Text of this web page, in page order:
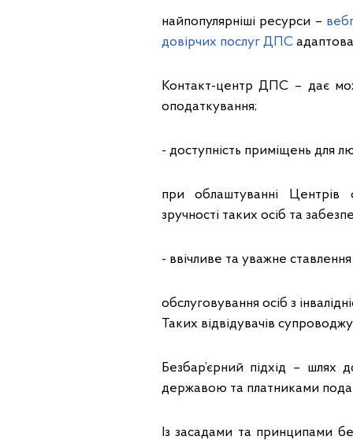
найпопулярніші ресурси –
довірчих послуг ДПС
Контакт-центр ДПС – дає
оподаткування;
- доступність приміщень для
при облаштуванні Центрів
зручності таких осіб та
- ввічливе та уважне
обслуговування осіб з
Таких відвідувачів
Безбар’єрний підхід – шлях
державою та платниками
Із засадами та принципами